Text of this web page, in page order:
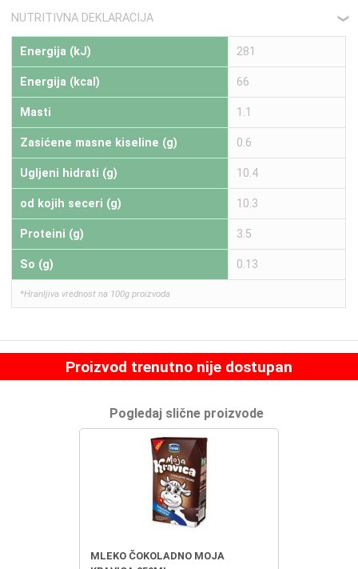
NUTRITIVNA DEKLARACIJA ❮
Energija (kJ) 281
Energija (kcal) 66
Masti 1.1
Zasićene masne kiseline (g) 0.6
Ugljeni hidrati (g) 10.4
od kojih seceri (g) 10.3
Proteini (g) 3.5
So (g) 0.13
*Hranljiva vrednost na 100g proizvoda
Proizvod trenutno nije dostupan
Pogledaj slične proizvode
MLEKO ČOKOLADNO MOJA